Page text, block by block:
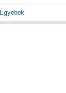
Egyebek